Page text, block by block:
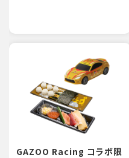
GAZOO Racing コラボ限